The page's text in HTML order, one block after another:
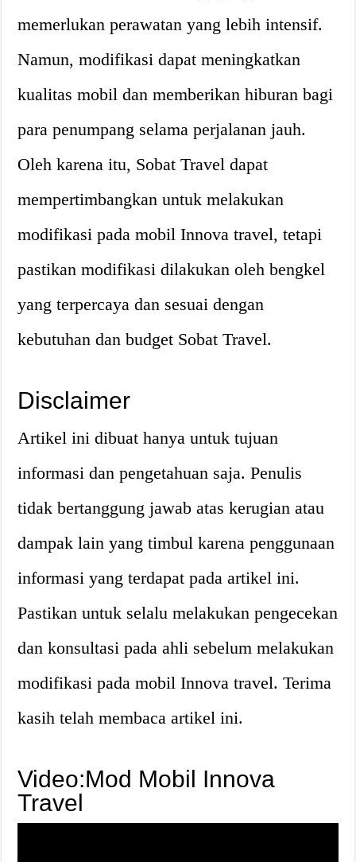
memerlukan perawatan yang lebih intensif.
Namun, modifikasi dapat meningkatkan
kualitas mobil dan memberikan hiburan bagi
para penumpang selama perjalanan jauh.
Oleh karena itu, Sobat Travel dapat
mempertimbangkan untuk melakukan
modifikasi pada mobil Innova travel, tetapi
pastikan modifikasi dilakukan oleh bengkel
yang terpercaya dan sesuai dengan
kebutuhan dan budget Sobat Travel.
Disclaimer
Artikel ini dibuat hanya untuk tujuan
informasi dan pengetahuan saja. Penulis
tidak bertanggung jawab atas kerugian atau
dampak lain yang timbul karena penggunaan
informasi yang terdapat pada artikel ini.
Pastikan untuk selalu melakukan pengecekan
dan konsultasi pada ahli sebelum melakukan
modifikasi pada mobil Innova travel. Terima
kasih telah membaca artikel ini.
Video:Mod Mobil Innova
Travel